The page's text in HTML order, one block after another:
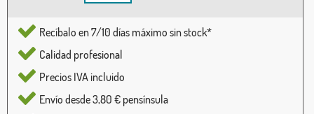
Recíbalo en 7/10 días máximo sin stock*
Calidad profesional
Precios IVA incluido
Envío desde 3,80 € pensínsula